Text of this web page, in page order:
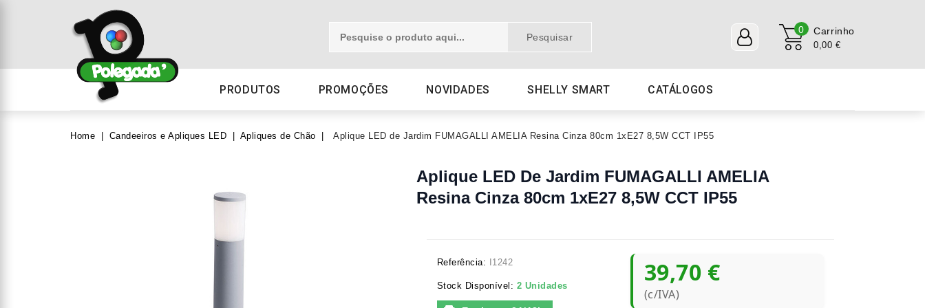
Carrinho
0,00 €
0
Pesquisar
PRODUTOS PROMOÇÕES NOVIDADES SHELLY SMART CATÁLOGOS
Home Candeeiros e Apliques LED Apliques de Chão Aplique LED de Jardim FUMAGALLI AMELIA Resina Cinza 80cm 1xE27 8,5W CCT IP55
Aplique LED De Jardim FUMAGALLI AMELIA
Resina Cinza 80cm 1xE27 8,5W CCT IP55
Referência: I1242
Stock Disponível: 2 Unidades 39,70 €
(c/IVA)